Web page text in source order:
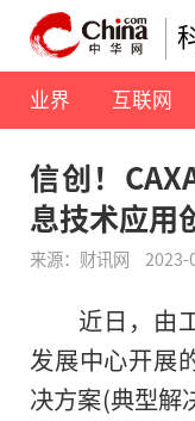
业界 互联网
信创！
息技术应用
来源：财讯网 2023-
近日，由
发展中心开展
决方案(典型解